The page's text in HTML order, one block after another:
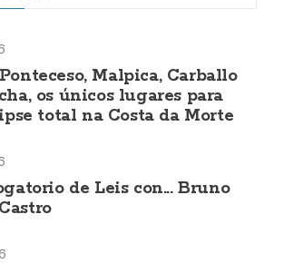
Malpica, Carballo
os únicos lugares para
total na Costa da Morte
de Leis con... Bruno